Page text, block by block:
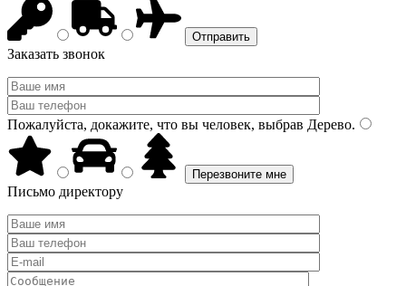
Заказать звонок
Пожалуйста, докажите, что вы человек, выбрав Дерево.
Письмо директору